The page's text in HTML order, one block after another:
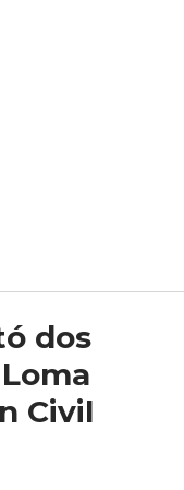
dos
Civil